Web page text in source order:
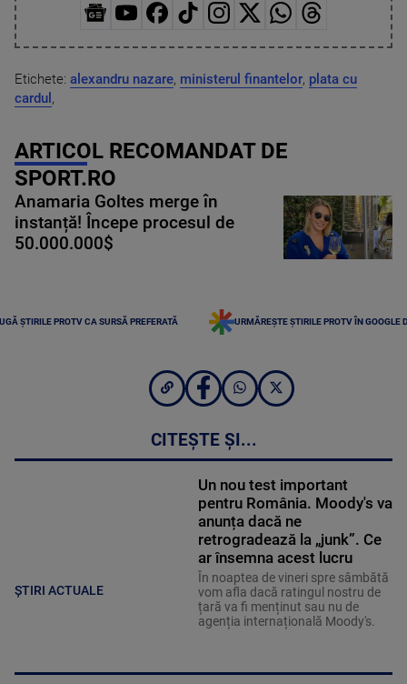
Etichete: alexandru nazare, ministerul finantelor, plata cu
cardul ,
ARTICOL RECOMANDAT DE
SPORT.RO
Anamaria Goltes merge în
instanță! Începe procesul de
50.000.000$
ȘTIRILE PROTV CA SURSĂ PREFERATĂ URMĂREȘTE ȘTIRILE PROTV ÎN GOOGLE
CITEȘTE ȘI...
ȘTIRI ACTUALE
Un nou test important
pentru România. Moody's va
anunța dacă ne
retrogradează la „junk”. Ce
ar însemna acest lucru
În noaptea de vineri spre sâmbătă
vom afla dacă ratingul nostru de
țară va fi menținut sau nu de
agenția internațională Moody's.